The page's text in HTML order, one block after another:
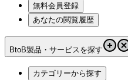
無料会員登録
あなたの閲覧履歴
BtoB製品・サービスを探す
カテゴリーから探す